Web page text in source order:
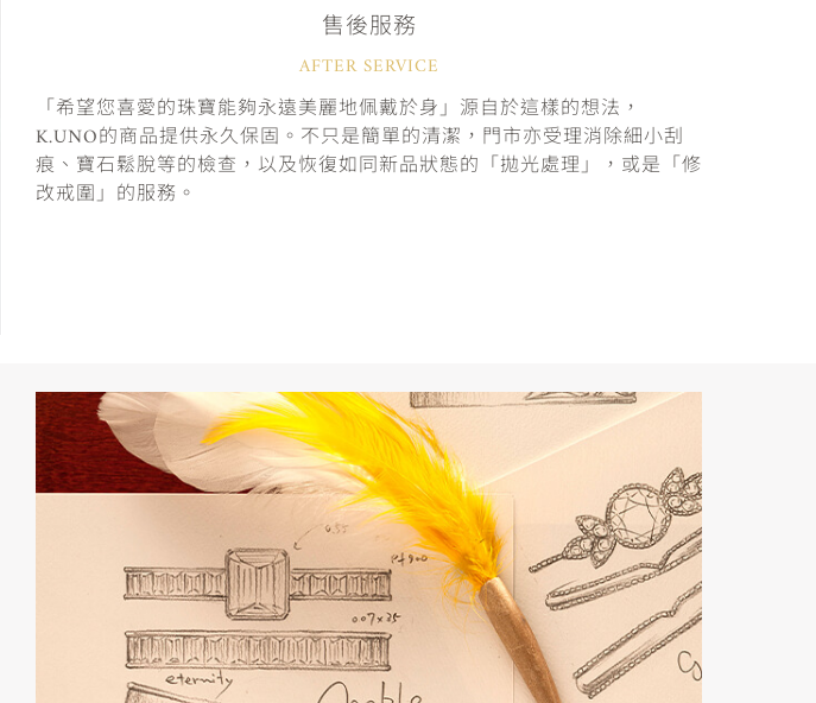
售後服務
AFTER SERVICE
「希望您喜愛的珠寶能夠永遠美麗地佩戴於身」源自於這樣的想法，
K.UNO的商品提供永久保固。不只是簡單的清潔，門市亦受理消除細小刮
痕、寶石鬆脫等的檢查，以及恢復如同新品狀態的「拋光處理」，或是「修
改戒圍」的服務。